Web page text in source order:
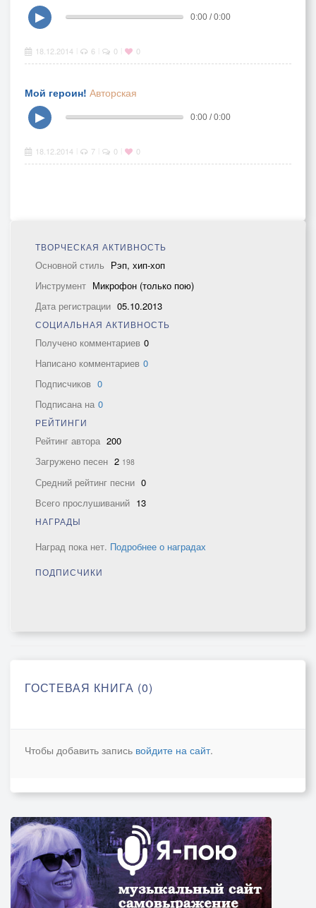
▶
0:00 / 0:00
18.12.2014 6 0 0
Мой героин! Авторская
▶
0:00 / 0:00
18.12.2014 7 0 0
ТВОРЧЕСКАЯ АКТИВНОСТЬ
Основной стиль Рэп, хип-хоп
Инструмент Микрофон (только пою)
Дата регистрации 05.10.2013
СОЦИАЛЬНАЯ АКТИВНОСТЬ
Получено комментариев 0
Написано комментариев 0
Подписчиков 0
Подписана на 0
РЕЙТИНГИ
Рейтинг автора 200
Загружено песен 2 198
Средний рейтинг песни 0
Всего прослушиваний 13
НАГРАДЫ
Наград пока нет. Подробнее о наградах
ПОДПИСЧИКИ
ГОСТЕВАЯ КНИГА (0)
Чтобы добавить запись войдите на сайт.